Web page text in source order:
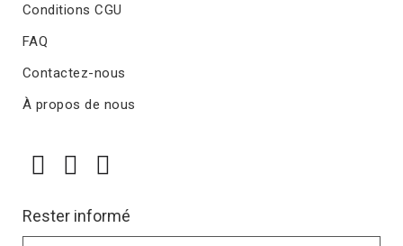
Conditions CGU
FAQ
Contactez-nous
À propos de nous
Rester informé